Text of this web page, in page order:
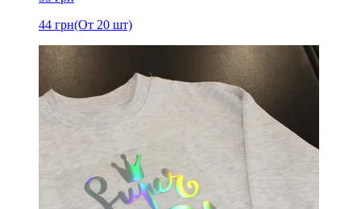
44 грн(От 20 шт)